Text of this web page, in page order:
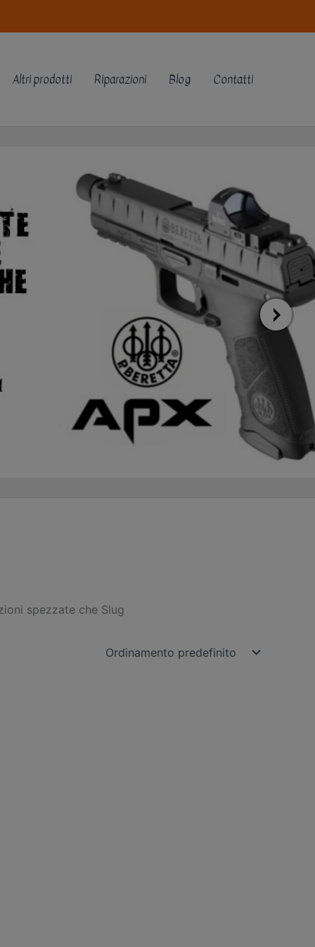
Altri prodotti Riparazioni Blog Contatti
spezzate che Slug